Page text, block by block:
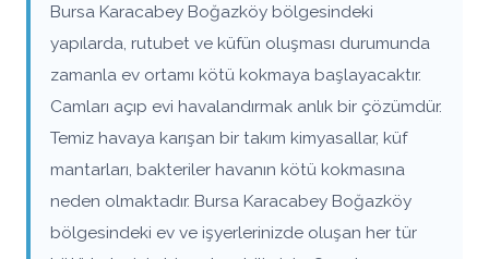
Bursa Karacabey Boğazköy bölgesindeki
yapılarda, rutubet ve küfün oluşması durumunda
zamanla ev ortamı kötü kokmaya başlayacaktır.
Camları açıp evi havalandırmak anlık bir çözümdür.
Temiz havaya karışan bir takım kimyasallar, küf
mantarları, bakteriler havanın kötü kokmasına
neden olmaktadır. Bursa Karacabey Boğazköy
bölgesindeki ev ve işyerlerinizde oluşan her tür